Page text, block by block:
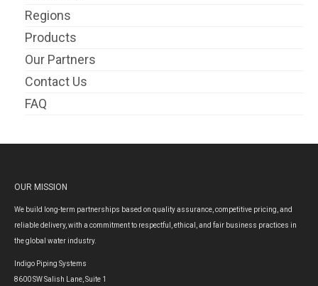
Regions
Products
Our Partners
Contact Us
FAQ
OUR MISSION
We build long-term partnerships based on quality assurance, competitive pricing, and
reliable delivery, with a commitment to respectful, ethical, and fair business practices in
the global water industry.
Indigo Piping Systems
8600 SW Salish Lane, Suite 1